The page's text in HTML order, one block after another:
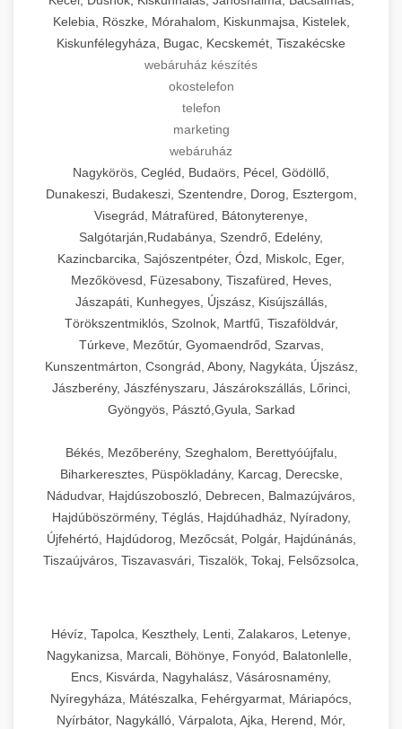
Kelebia, Röszke, Mórahalom, Kiskunmajsa, Kistelek,
Kiskunfélegyháza, Bugac, Kecskemét, Tiszakécske
webáruház készítés
okostelefon
telefon
marketing
webáruház
Nagykörös, Cegléd, Budaörs, Pécel, Gödöllő,
Dunakeszi, Budakeszi, Szentendre, Dorog, Esztergom,
Visegrád, Mátrafüred, Bátonyterenye,
Salgótarján,Rudabánya, Szendrő, Edelény,
Kazincbarcika, Sajószentpéter, Ózd, Miskolc, Eger,
Mezőkövesd, Füzesabony, Tiszafüred, Heves,
Jászapáti, Kunhegyes, Újszász, Kisújszállás,
Törökszentmiklós, Szolnok, Martfű, Tiszaföldvár,
Túrkeve, Mezőtúr, Gyomaendrőd, Szarvas,
Kunszentmárton, Csongrád, Abony, Nagykáta, Újszász,
Jászberény, Jászfényszaru, Jászárokszállás, Lőrinci,
Gyöngyös, Pásztó,Gyula, Sarkad
Békés, Mezőberény, Szeghalom, Berettyóújfalu,
Biharkeresztes, Püspökladány, Karcag, Derecske,
Nádudvar, Hajdúszoboszló, Debrecen, Balmazújváros,
Hajdúböszörmény, Téglás, Hajdúhadház, Nyíradony,
Újfehértó, Hajdúdorog, Mezőcsát, Polgár, Hajdúnánás,
Tiszaújváros, Tiszavasvári, Tiszalök, Tokaj, Felsőzsolca,
Hévíz, Tapolca, Keszthely, Lenti, Zalakaros, Letenye,
Nagykanizsa, Marcali, Böhönye, Fonyód, Balatonlelle,
Encs, Kisvárda, Nagyhalász, Vásárosnamény,
Nyíregyháza, Mátészalka, Fehérgyarmat, Máriapócs,
Nyírbátor, Nagykálló, Várpalota, Ajka, Herend, Mór,